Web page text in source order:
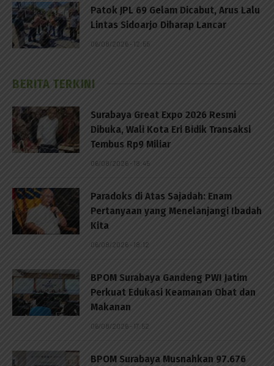
Patok JPL 69 Gelam Dicabut, Arus Lalu
Lintas Sidoarjo Diharap Lancar
06/08/2026 - 12:55
BERITA TERKINI
Surabaya Great Expo 2026 Resmi
Dibuka, Wali Kota Eri Bidik Transaksi
Tembus Rp9 Miliar
06/08/2026 - 18:45
Paradoks di Atas Sajadah: Enam
Pertanyaan yang Menelanjangi Ibadah
Kita
06/08/2026 - 18:12
BPOM Surabaya Gandeng PWI Jatim
Perkuat Edukasi Keamanan Obat dan
Makanan
06/08/2026 - 17:52
BPOM Surabaya Musnahkan 97.676